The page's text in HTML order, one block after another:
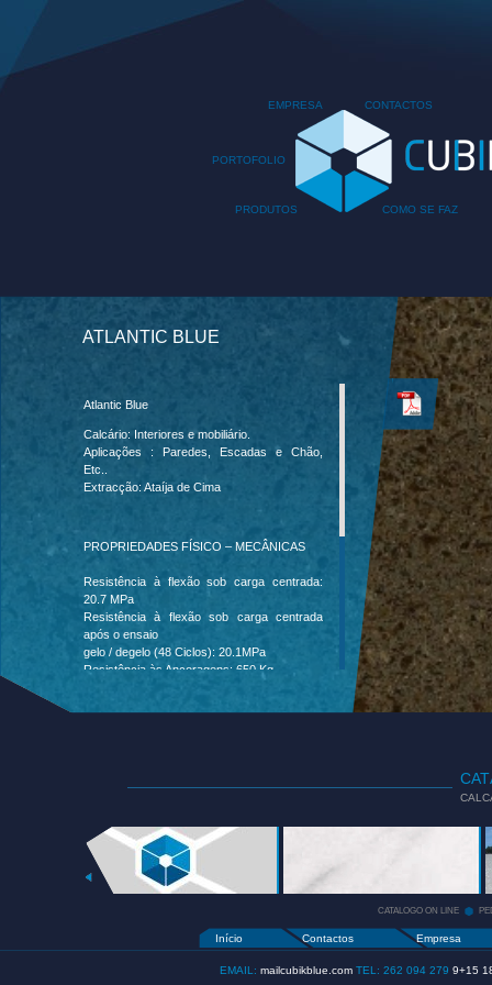
CONTACTOS
EMPRESA
PORTOFOLIO
PRODUTOS COMO SE FAZ
ATLANTIC BLUE
Atlantic Blue
Calcário: Interiores e mobiliário.
Aplicações : Paredes, Escadas e Chão,
Etc..
Extracção: Ataíja de Cima
PROPRIEDADES FÍSICO – MECÂNICAS
Resistência à flexão sob carga centrada:
20.7 MPa
Resistência à flexão sob carga centrada
após o ensaio
gelo / degelo (48 Ciclos): 20.1MPa
Resistência às Ancoragens: 650 Kg
Absorção de Água por Capilaridade:
Resistência ao Envelhecimento por Choque
Térmico: 0.03%
Resistência ao Desgaste por Abrasão: 18.0
mm
Resistência ao Escorregamento: 64 USRV
CATALOGO ON LINE
Início Contactos Empresa
EMAIL: mailcubikblue.com TEL: 262 094 279 9+15